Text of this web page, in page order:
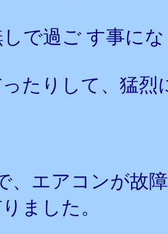
で過ご す事に
たりして、猛
、エアコンが故
ました。